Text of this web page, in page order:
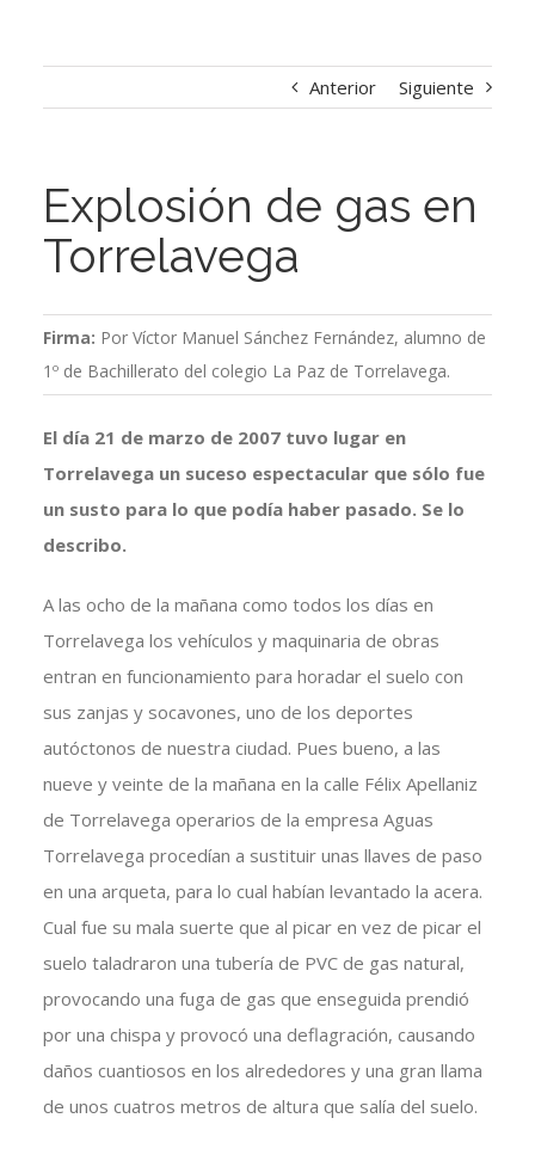
Anterior Siguiente
Explosión de gas en
Torrelavega
Firma: Por Víctor Manuel Sánchez Fernández, alumno de
1º de Bachillerato del colegio La Paz de Torrelavega.
El día 21 de marzo de 2007 tuvo lugar en
Torrelavega un suceso espectacular que sólo fue
un susto para lo que podía haber pasado. Se lo
describo.
A las ocho de la mañana como todos los días en
Torrelavega los vehículos y maquinaria de obras
entran en funcionamiento para horadar el suelo con
sus zanjas y socavones, uno de los deportes
autóctonos de nuestra ciudad. Pues bueno, a las
nueve y veinte de la mañana en la calle Félix Apellaniz
de Torrelavega operarios de la empresa Aguas
Torrelavega procedían a sustituir unas llaves de paso
en una arqueta, para lo cual habían levantado la acera.
Cual fue su mala suerte que al picar en vez de picar el
suelo taladraron una tubería de PVC de gas natural,
provocando una fuga de gas que enseguida prendió
por una chispa y provocó una deflagración, causando
daños cuantiosos en los alrededores y una gran llama
de unos cuatros metros de altura que salía del suelo.